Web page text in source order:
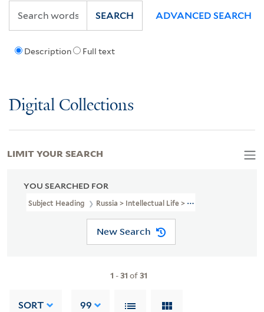
Description Full text
SEARCH ADVANCED SEARCH
Digital Collections
YOU SEARCHED FOR
Subject Heading Russia > Intellectual Life > 1801-1917 > Periodicals
New Search
1 -31 of31
SORT 99
LIMIT YOUR SEARCH